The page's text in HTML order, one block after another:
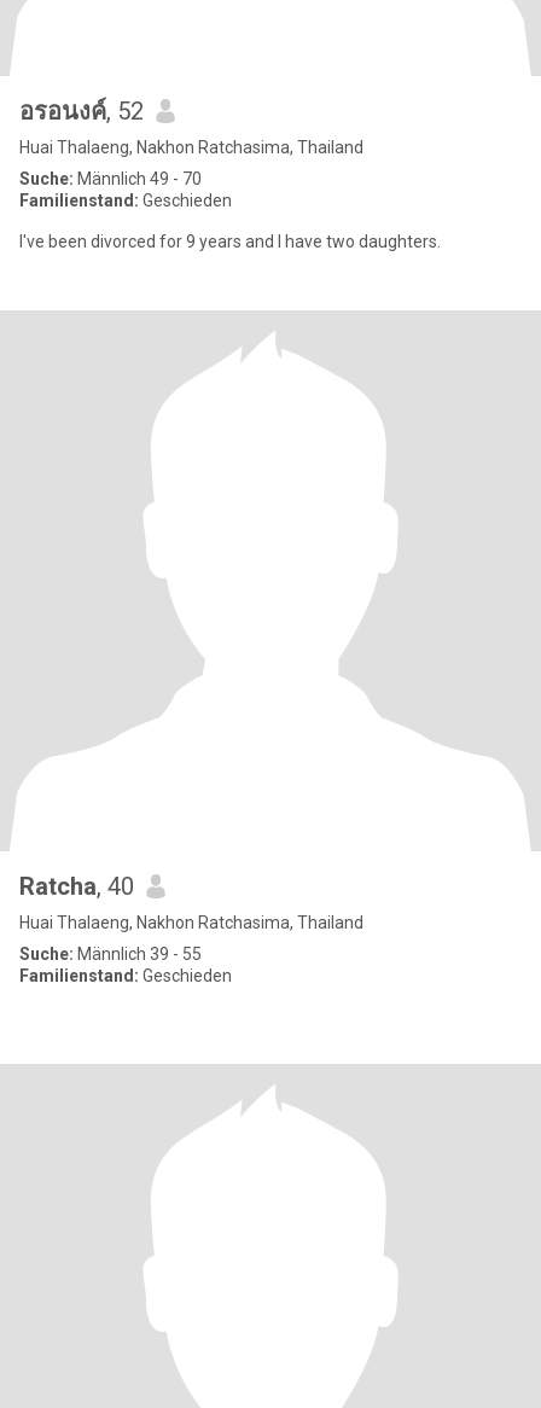
อรอนงค์, 52
Huai Thalaeng, Nakhon Ratchasima, Thailand
Suche: Männlich 49 - 70
Familienstand: Geschieden
I've been divorced for 9 years and I have two daughters.
Ratcha, 40
Huai Thalaeng, Nakhon Ratchasima, Thailand
Suche: Männlich 39 - 55
Familienstand: Geschieden